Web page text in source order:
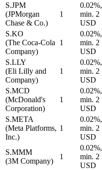
S.JPM
(JPMorgan
Chase & Co.)
1
0.02%,
min. 2
USD
S.KO
(The Coca-Cola
Company)
1
0.02%,
min. 2
USD
S.LLY
(Eli Lilly and
Company)
1
0.02%,
min. 2
USD
S.MCD
(McDonald's
Corporation)
1
0.02%,
min. 2
USD
S.META
(Meta Platforms,
Inc.)
1
0.02%,
min. 2
USD
S.MMM
(3M Company)
1
0.02%,
min. 2
USD